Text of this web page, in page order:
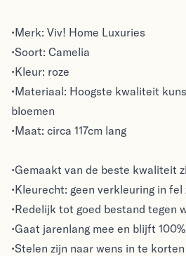
•Merk: Viv! Home Luxuries
•Soort: Camelia
•Kleur: roze
•Materiaal: Hoogste kwaliteit
bloemen
•Maat: circa 117cm lang
•Gemaakt van de beste kwaliteit
•Kleurecht: geen verkleuring in fel
•Redelijk tot goed bestand tegen
•Gaat jarenlang mee en blijft
•Stelen zijn naar wens in te korten